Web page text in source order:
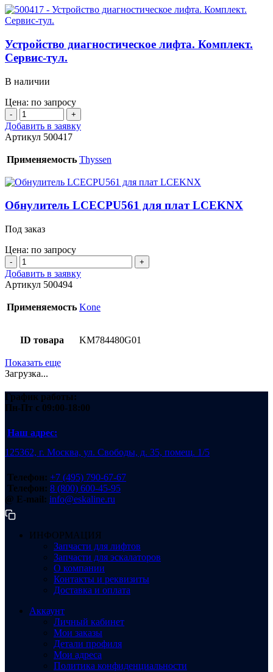
ограничения
количества
подключений.
Устройство диагностическое лифта. Комплект.
Сервис-тул.
В наличии
Цена: по запросу
Количество
товара
Устройство
диагностическое
лифта.
Сервис-
тул.
Добавить в заявку
Артикул 500417
Применяемость Thyssen
Обнулитель LCECPU561 для плат LCEKNX
Под заказ
Цена: по запросу
Количество
товара
Обнулитель
LCECPU561
для
Добавить в заявку
Артикул 500494
Применяемость Kone
ID товара KM784480G01
Показать еще
Загрузка...
График работы:
Пн-Пт с 09:00-18:00
Наш адрес:
125362, г. Москва, ул. Свободы, д. 35, помещ. 1/5
Телефон: +7 (495) 790-67-67
Телефон: 8 (800) 600-45-95
@ E-mail: info@eskaline.ru
ИНФОРМАЦИЯ
Запчасти для лифтов
Запчасти для эскалаторов
О компании
Контакты и реквизиты
Доставка и оплата
Аккаунт
Личный кабинет
Мои заказы
Детали профиля
Мои адреса
Политика конфиденциальности